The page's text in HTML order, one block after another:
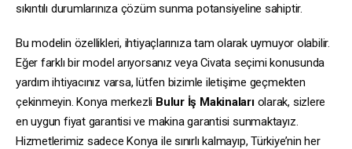
sıkıntılı durumlarınıza çözüm sunma potansiyeline sahiptir.
Bu modelin özellikleri, ihtiyaçlarınıza tam olarak uymuyor olabilir.
Eğer farklı bir model arıyorsanız veya Civata seçimi konusunda
yardım ihtiyacınız varsa, lütfen bizimle iletişime geçmekten
çekinmeyin. Konya merkezli Bulur İş Makinalarıolarak, sizlere
en uygun fiyat garantisi ve makina garantisi sunmaktayız.
Hizmetlerimiz sadece Konya ile sınırlı kalmayıp, Türkiye’nin her